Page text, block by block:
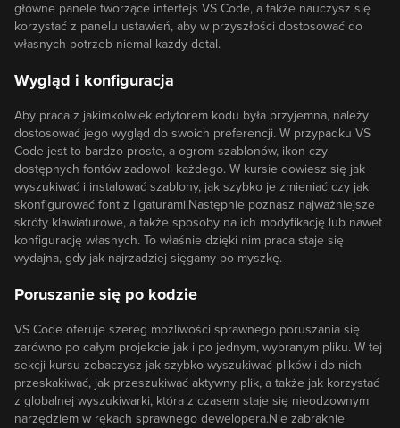
główne panele tworzące interfejs VS Code, a także nauczysz się
korzystać z panelu ustawień, aby w przyszłości dostosować do
własnych potrzeb niemal każdy detal.
Wygląd i konfiguracja
Aby praca z jakimkolwiek edytorem kodu była przyjemna, należy
dostosować jego wygląd do swoich preferencji. W przypadku VS
Code jest to bardzo proste, a ogrom szablonów, ikon czy
dostępnych fontów zadowoli każdego. W kursie dowiesz się jak
wyszukiwać i instalować szablony, jak szybko je zmieniać czy jak
skonfigurować font z ligaturami.Następnie poznasz najważniejsze
skróty klawiaturowe, a także sposoby na ich modyfikację lub nawet
konfigurację własnych. To właśnie dzięki nim praca staje się
wydajna, gdy jak najrzadziej sięgamy po myszkę.
Poruszanie się po kodzie
VS Code oferuje szereg możliwości sprawnego poruszania się
zarówno po całym projekcie jak i po jednym, wybranym pliku. W tej
sekcji kursu zobaczysz jak szybko wyszukiwać plików i do nich
przeskakiwać, jak przeszukiwać aktywny plik, a także jak korzystać
z globalnej wyszukiwarki, która z czasem staje się nieodzownym
narzędziem w rękach sprawnego dewelopera.Nie zabraknie